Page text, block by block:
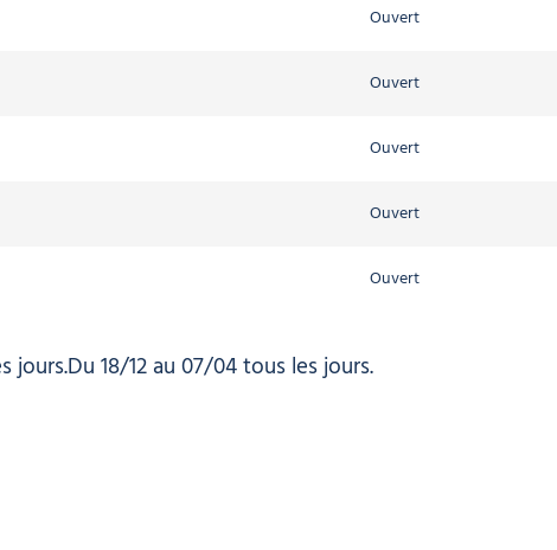
Ouvert
Ouvert
Ouvert
Ouvert
Ouvert
Ouvert
Ouvert
Ouvert
Ouvert
Ouvert
18/12 au 07/04 tous les jours.